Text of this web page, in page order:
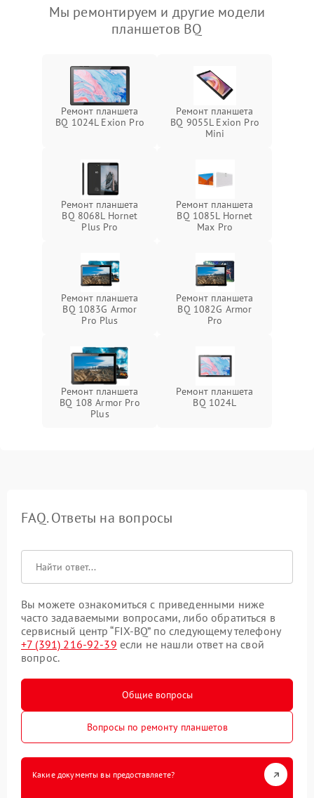
Мы ремонтируем и другие модели
планшетов BQ
Ремонт планшета
BQ 1024L Exion Pro
Ремонт планшета
BQ 9055L Exion Pro
Mini
Ремонт планшета
BQ 8068L Hornet
Plus Pro
Ремонт планшета
BQ 1085L Hornet
Max Pro
Ремонт планшета
BQ 1083G Armor
Pro Plus
Ремонт планшета
BQ 1082G Armor
Pro
Ремонт планшета
BQ 108 Armor Pro
Plus
Ремонт планшета
BQ 1024L
FAQ. Ответы на вопросы
Вы можете ознакомиться с приведенными ниже
часто задаваемыми вопросами, либо обратиться в
сервисный центр “FIX-BQ” по следующему телефону
+7 (391) 216-92-39 если не нашли ответ на свой
вопрос.
Общие вопросы
Вопросы по ремонту планшетов
Какие документы вы предоставляете?